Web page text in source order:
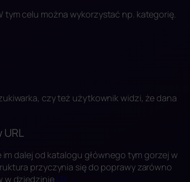
celu można wykorzystać np. kategorię.
czy też użytkownik widzi, że dana
dalej od katalogu głównego tym gorzej w
przyczynia się do poprawy zarówno
w dziedzinie UX.